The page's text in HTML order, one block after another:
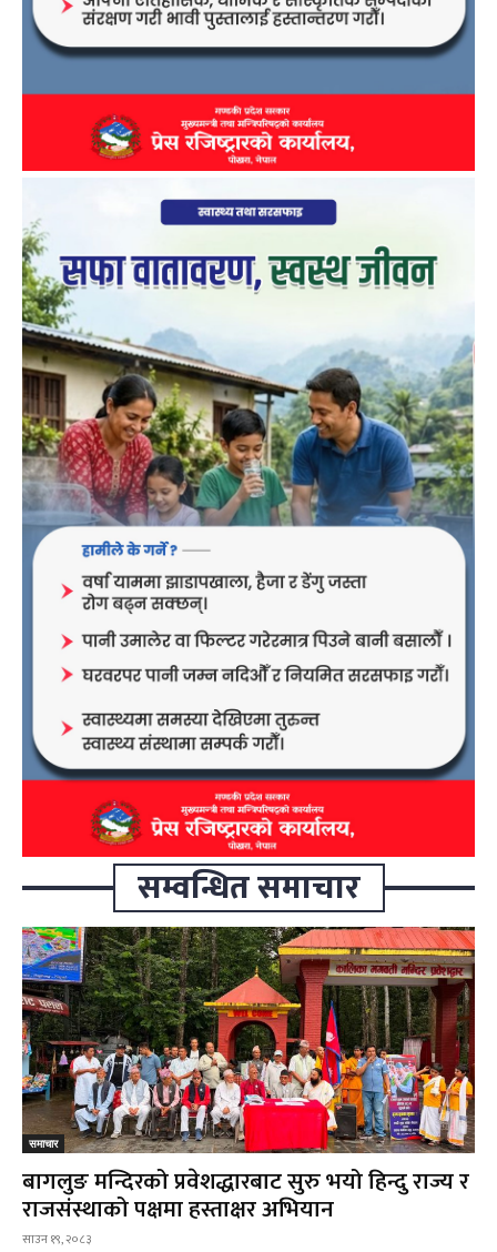
सम्वन्धित समाचार
समाचार
बागलुङ मन्दिरको प्रवेशद्धारबाट सुरु भयो हिन्दु राज्य र
राजसंस्थाको पक्षमा हस्ताक्षर अभियान
साउन १९, २०८३